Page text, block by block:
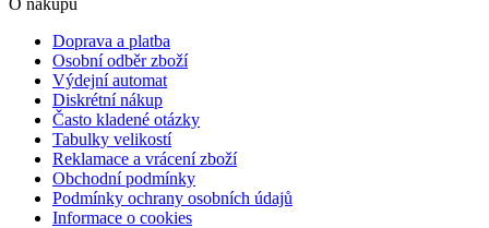
Doprava a platba
Osobní odběr zboží
Výdejní automat
Diskrétní nákup
Často kladené otázky
Tabulky velikostí
Reklamace a vrácení zboží
Obchodní podmínky
Podmínky ochrany osobních údajů
Informace o cookies